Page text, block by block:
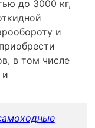
до 3000 кг,
и
в том числе
и